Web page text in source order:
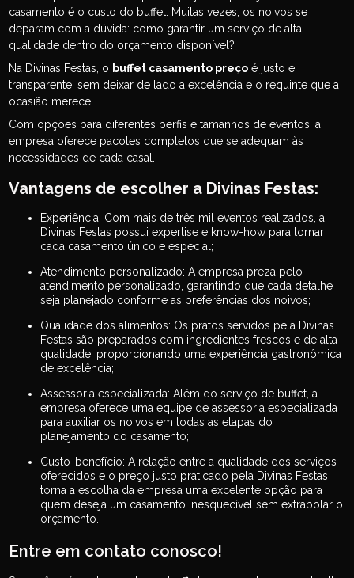
casamento é o custo do buffet. Muitas vezes, os noivos se
deparam com a dúvida: como garantir um serviço de alta
qualidade dentro do orçamento disponível?
Na Divinas Festas, o buffet casamento preço é justo e
transparente, sem deixar de lado a excelência e o requinte que a
ocasião merece.
Com opções para diferentes perfis e tamanhos de eventos, a
empresa oferece pacotes completos que se adequam às
necessidades de cada casal.
Vantagens de escolher a Divinas Festas:
Experiência: Com mais de três mil eventos realizados, a
Divinas Festas possui expertise e know-how para tornar
cada casamento único e especial;
Atendimento personalizado: A empresa preza pelo
atendimento personalizado, garantindo que cada detalhe
seja planejado conforme as preferências dos noivos;
Qualidade dos alimentos: Os pratos servidos pela Divinas
Festas são preparados com ingredientes frescos e de alta
qualidade, proporcionando uma experiência gastronômica
de excelência;
Assessoria especializada: Além do serviço de buffet, a
empresa oferece uma equipe de assessoria especializada
para auxiliar os noivos em todas as etapas do
planejamento do casamento;
Custo-benefício: A relação entre a qualidade dos serviços
oferecidos e o preço justo praticado pela Divinas Festas
torna a escolha da empresa uma excelente opção para
quem deseja um casamento inesquecível sem extrapolar o
orçamento.
Entre em contato conosco!